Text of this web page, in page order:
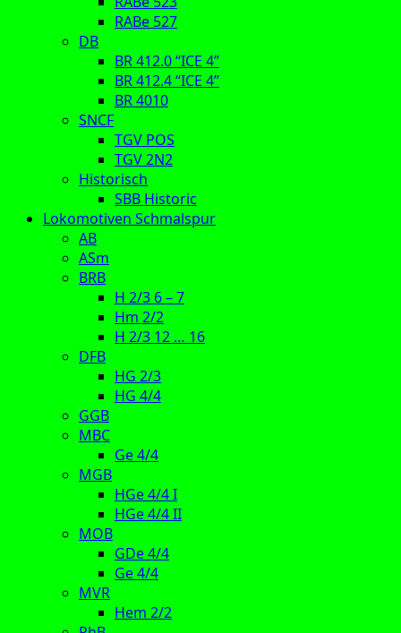
RABe 527
DB
BR 412.0 “ICE 4”
BR 412.4 “ICE 4”
BR 4010
SNCF
TGV POS
TGV 2N2
Historisch
SBB Historic
Lokomotiven Schmalspur
AB
ASm
BRB
H 2/3 6 – 7
Hm 2/2
H 2/3 12 … 16
DFB
HG 2/3
HG 4/4
GGB
MBC
Ge 4/4
MGB
HGe 4/4 I
HGe 4/4 II
MOB
GDe 4/4
Ge 4/4
MVR
Hem 2/2